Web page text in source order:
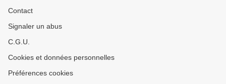
Contact
Signaler un abus
C.G.U.
Cookies et données personnelles
Préférences cookies